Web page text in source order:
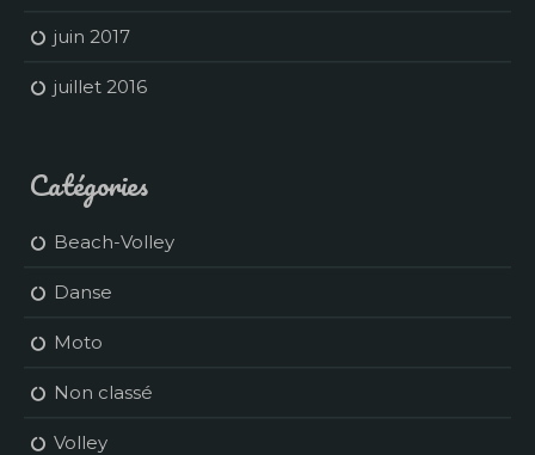
juin 2017
juillet 2016
Catégories
Beach-Volley
Danse
Moto
Non classé
Volley